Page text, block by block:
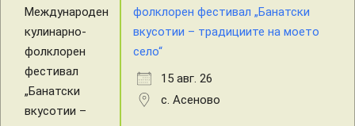
фолклорен фестивал „Банатски
вкусотии – традициите на моето
село“
15 авг. 26
с. Асеново